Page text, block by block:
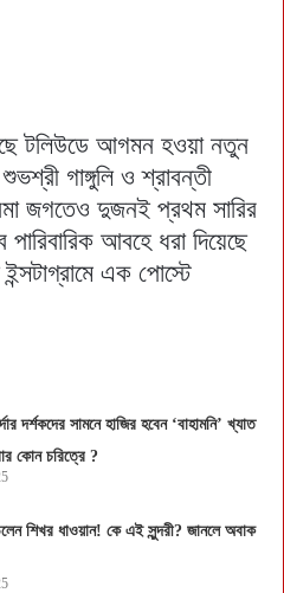
টলিউডে আগমন হওয়া নতুন
গাঙ্গুলি ও শ্রাবন্তী
জগতেও দুজনই প্রথম সারির
আবহে ধরা দিয়েছে
এক পোস্টে
দর্শকদের সামনে হাজির হবেন ‘বাহামনি’ খ্যাত
কোন চরিত্রে ?
শিখর ধাওয়ান! কে এই সুন্দরী? জানলে অবাক